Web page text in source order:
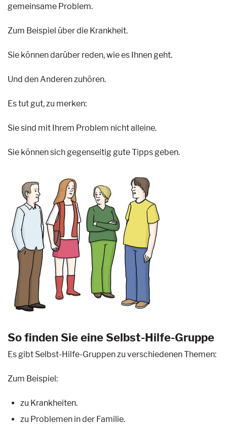
gemeinsame Problem.
Zum Beispiel über die Krankheit.
Sie können darüber reden, wie es Ihnen geht.
Und den Anderen zuhören.
Es tut gut, zu merken:
Sie sind mit Ihrem Problem nicht alleine.
Sie können sich gegenseitig gute Tipps geben.
So finden Sie eine Selbst-Hilfe-Gruppe
Es gibt Selbst-Hilfe-Gruppen zu verschiedenen Themen:
Zum Beispiel:
zu Krankheiten.
zu Problemen in der Familie.